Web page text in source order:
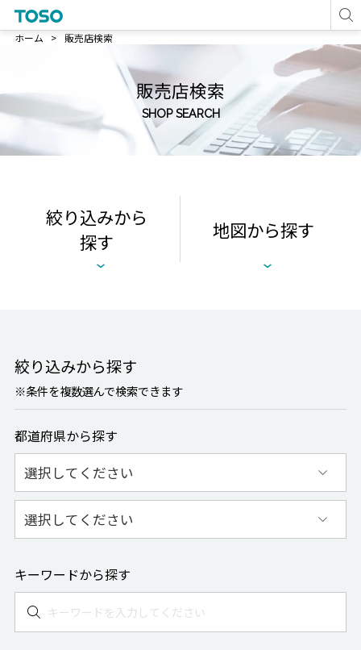
ホーム 販売店検索
販売店検索
SHOP SEARCH
絞り込みから
探す
地図から探す
絞り込みから探す
※条件を複数選んで検索できます
都道府県から探す
都道府県から探す
市区町村から探す
キーワードから探す